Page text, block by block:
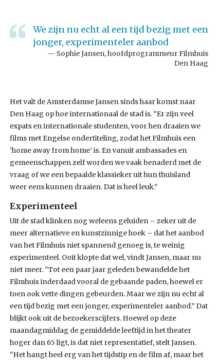
We zijn nu echt al een tijd bezig met een
jonger, experimenteler aanbod
Sophie Jansen, hoofdprogrammeur Filmhuis
Den Haag
Het valt de Amsterdamse Jansen sinds haar komst naar
Den Haag op hoe internationaal de stad is. “Er zijn veel
expats en internationale studenten, voor hen draaien we
films met Engelse ondertiteling, zodat het Filmhuis een
‘home away from home’ is. En vanuit ambassades en
gemeenschappen zelf worden we vaak benaderd met de
vraag of we een bepaalde klassieker uit hun thuisland
weer eens kunnen draaien. Dat is heel leuk.”
Experimenteel
Uit de stad klinken nog weleens geluiden – zeker uit de
meer alternatieve en kunstzinnige hoek – dat het aanbod
van het Filmhuis niet spannend genoeg is, te weinig
experimenteel. Ooit klopte dat wel, vindt Jansen, maar nu
niet meer. “Tot een paar jaar geleden bewandelde het
Filmhuis inderdaad vooral de gebaande paden, hoewel er
toen ook vette dingen gebeurden. Maar we zijn nu echt al
een tijd bezig met een jonger, experimenteler aanbod.” Dat
blijkt ook uit de bezoekerscijfers. Hoewel op deze
maandagmiddag de gemiddelde leeftijd in het theater
hoger dan 65 ligt, is dat niet representatief, stelt Jansen.
“Het hangt heel erg van het tijdstip en de film af, maar het